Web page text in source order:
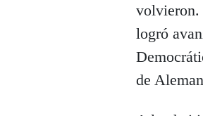
volvieron.
logró
de